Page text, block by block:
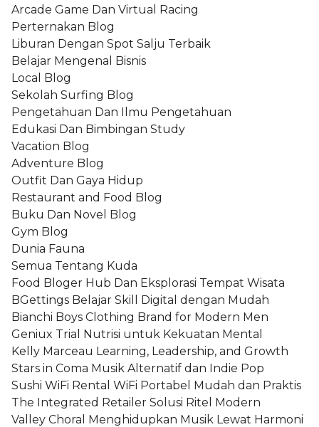
Arcade Game Dan Virtual Racing
Perternakan Blog
Liburan Dengan Spot Salju Terbaik
Belajar Mengenal Bisnis
Local Blog
Sekolah Surfing Blog
Pengetahuan Dan Ilmu Pengetahuan
Edukasi Dan Bimbingan Study
Vacation Blog
Adventure Blog
Outfit Dan Gaya Hidup
Restaurant and Food Blog
Buku Dan Novel Blog
Gym Blog
Dunia Fauna
Semua Tentang Kuda
Food Bloger Hub Dan Eksplorasi Tempat Wisata
BGettings Belajar Skill Digital dengan Mudah
Bianchi Boys Clothing Brand for Modern Men
Geniux Trial Nutrisi untuk Kekuatan Mental
Kelly Marceau Learning, Leadership, and Growth
Stars in Coma Musik Alternatif dan Indie Pop
Sushi WiFi Rental WiFi Portabel Mudah dan Praktis
The Integrated Retailer Solusi Ritel Modern
Valley Choral Menghidupkan Musik Lewat Harmoni